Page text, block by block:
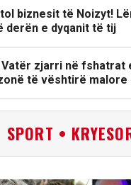
biznesit të Noizyt!
derën e dyqanit të tij
Vatër zjarri në fshatrat
të vështirë malore
SPORT •